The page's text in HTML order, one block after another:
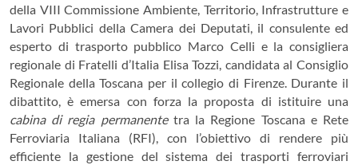
della VIII Commissione Ambiente, Territorio, Infrastrutture e
Lavori Pubblici della Camera dei Deputati, il consulente ed
esperto di trasporto pubblico Marco Celli e la consigliera
regionale di Fratelli d’Italia Elisa Tozzi, candidata al Consiglio
Regionale della Toscana per il collegio di Firenze. Durante il
dibattito, è emersa con forza la proposta di istituire una
cabina di regia permanentetra la Regione Toscana e Rete
Ferroviaria Italiana (RFI), con l’obiettivo di rendere più
efficiente la gestione del sistema dei trasporti ferroviari